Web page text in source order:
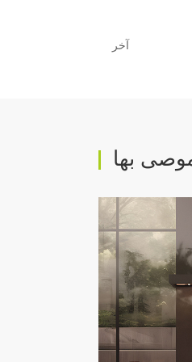
آخر
بها